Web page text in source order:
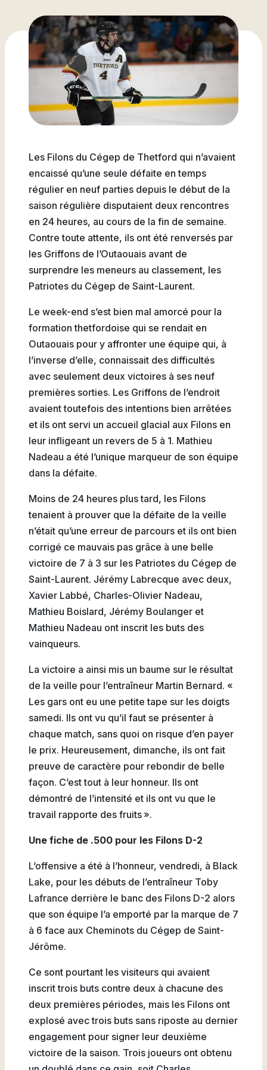
Baseball
Volleyball
Natation
Badminton
Flag
Football
Deviens
Filons
Actualités
Boutique
Partenaires
Foire aux
questions
Nous
joindre
Stationnement
La Fondation du Cégep
de Thetford et de
Lotbinière
Nos partenaires
Les Presses du Cégep
Campus de Lotbinière
Nouvelles
Nous joindre
collégiales
Stages en alternance
travail-études
À propos de la formation
générale
Annuaire des
Activités sportives
Visite notre Cégep
Planifie ta rentrée
Coûts à prévoir
Foire aux questions
(FAQ)
Viens discuter avec nous
Expériences et
témoignages
Foire aux questions de
l’international (FAQ)
Nous joindre
Les Filons du Cégep de Thetford qui n’avaient
encaissé qu’une seule défaite en temps
régulier en neuf parties depuis le début de la
saison régulière disputaient deux rencontres
en 24 heures, au cours de la fin de semaine.
Contre toute attente, ils ont été renversés par
les Griffons de l’Outaouais avant de
surprendre les meneurs au classement, les
Patriotes du Cégep de Saint-Laurent.
Le week-end s’est bien mal amorcé pour la
formation thetfordoise qui se rendait en
Outaouais pour y affronter une équipe qui, à
l’inverse d’elle, connaissait des difficultés
avec seulement deux victoires à ses neuf
premières sorties. Les Griffons de l’endroit
avaient toutefois des intentions bien arrêtées
et ils ont servi un accueil glacial aux Filons en
leur infligeant un revers de 5 à 1. Mathieu
Nadeau a été l’unique marqueur de son équipe
dans la défaite.
Moins de 24 heures plus tard, les Filons
tenaient à prouver que la défaite de la veille
n’était qu’une erreur de parcours et ils ont bien
corrigé ce mauvais pas grâce à une belle
victoire de 7 à 3 sur les Patriotes du Cégep de
Saint-Laurent. Jérémy Labrecque avec deux,
Xavier Labbé, Charles-Olivier Nadeau,
Mathieu Boislard, Jérémy Boulanger et
Mathieu Nadeau ont inscrit les buts des
vainqueurs.
La victoire a ainsi mis un baume sur le résultat
de la veille pour l’entraîneur Martin Bernard. «
Les gars ont eu une petite tape sur les doigts
samedi. Ils ont vu qu’il faut se présenter à
chaque match, sans quoi on risque d’en payer
le prix. Heureusement, dimanche, ils ont fait
preuve de caractère pour rebondir de belle
façon. C’est tout à leur honneur. Ils ont
démontré de l’intensité et ils ont vu que le
travail rapporte des fruits ».
Une fiche de .500 pour les Filons D-2
L’offensive a été à l’honneur, vendredi, à Black
Lake, pour les débuts de l’entraîneur Toby
Lafrance derrière le banc des Filons D-2 alors
que son équipe l’a emporté par la marque de 7
à 6 face aux Cheminots du Cégep de Saint-
Jérôme.
Ce sont pourtant les visiteurs qui avaient
inscrit trois buts contre deux à chacune des
deux premières périodes, mais les Filons ont
explosé avec trois buts sans riposte au dernier
engagement pour signer leur deuxième
victoire de la saison. Trois joueurs ont obtenu